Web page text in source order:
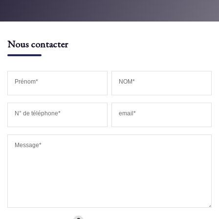
Nous contacter
Prénom* NOM*
N° de téléphone* email*
Message*